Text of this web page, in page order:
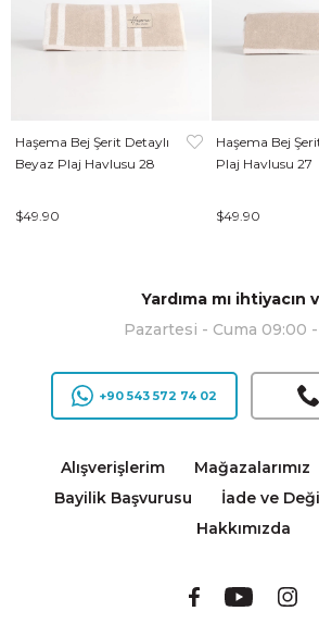
Haşema Bej Şerit Detaylı
Beyaz Plaj Havlusu 28
$49.90
Haşema Bej
Plaj Havlusu 27
$49.90
Yardıma mı ihtiyacın
Pazartesi - Cuma 09:00 -
+90 543 572 74 02
Alışverişlerim Mağazalarımız
Bayilik Başvurusu
İade ve
Hakkımızda